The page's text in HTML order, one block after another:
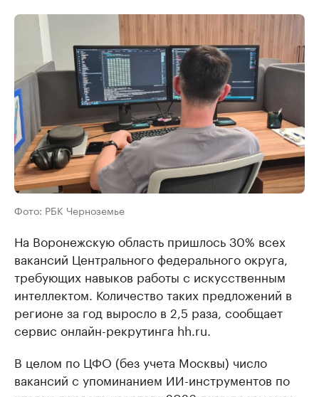
Фото: РБК Черноземье
На Воронежскую область пришлось 30% всех
вакансий Центрального федерального округа,
требующих навыков работы с искусственным
интеллектом. Количество таких предложений в
регионе за год выросло в 2,5 раза, сообщает
сервис онлайн-рекрутинга hh.ru.
В целом по ЦФО (без учета Москвы) число
вакансий с упоминанием ИИ-инструментов по